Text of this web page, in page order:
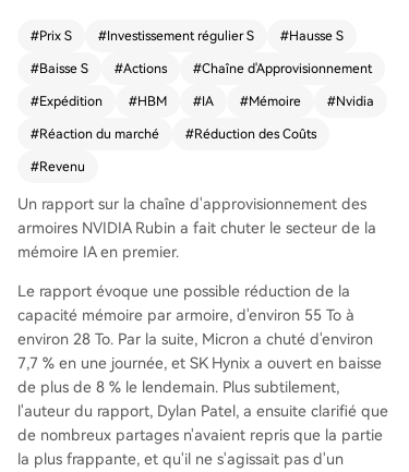
moire par rack, d'environ 55 To à 28 To. La réacti
é du récit haussier sur la mémoire IA. L'ajusteme
nt concerne principalement la mémoire système
este cruciale pour Rubin. La chute reflète donc
une réaction de réduction de position sur un sec
teur survendu face à un mot-clé négatif, plutôt
qu'une remise en cause fondamentale de la de
mande HBM. L'analyse distingue deux bassins d
e profit : la mémoire système CPU, dont la valeu
r par rack pourrait diminuer, et le HBM4 GPU, do
nt la demande dépend toujours du rythme de p
roduction global de Rubin. L'argument optimiste
est qu'une réduction des coûts pourrait accélére
r les livraisons et augmenter le volume total de r
acks, compensant la baisse de valeur unitaire. C
ependant, cela reste spéculatif en l'absence de
#Prix S #Investissement régulier S #Hausse S
#Baisse S #Actions #Chaîne d'Approvisionnement
#Expédition #HBM #IA #Mémoire #Nvidia
#Réaction du marché #Réduction des Coûts
#Revenu
Un rapport sur la chaîne d'approvisionnement des
armoires NVIDIA Rubin a fait chuter le secteur de la
mémoire IA en premier.
Le rapport évoque une possible réduction de la
capacité mémoire par armoire, d'environ 55 To à
environ 28 To. Par la suite, Micron a chuté d'environ
7,7 % en une journée, et SK Hynix a ouvert en baisse
de plus de 8 % le lendemain. Plus subtilement,
l'auteur du rapport, Dylan Patel, a ensuite clarifié que
de nombreux partages n'avaient repris que la partie
la plus frappante, et qu'il ne s'agissait pas d'un